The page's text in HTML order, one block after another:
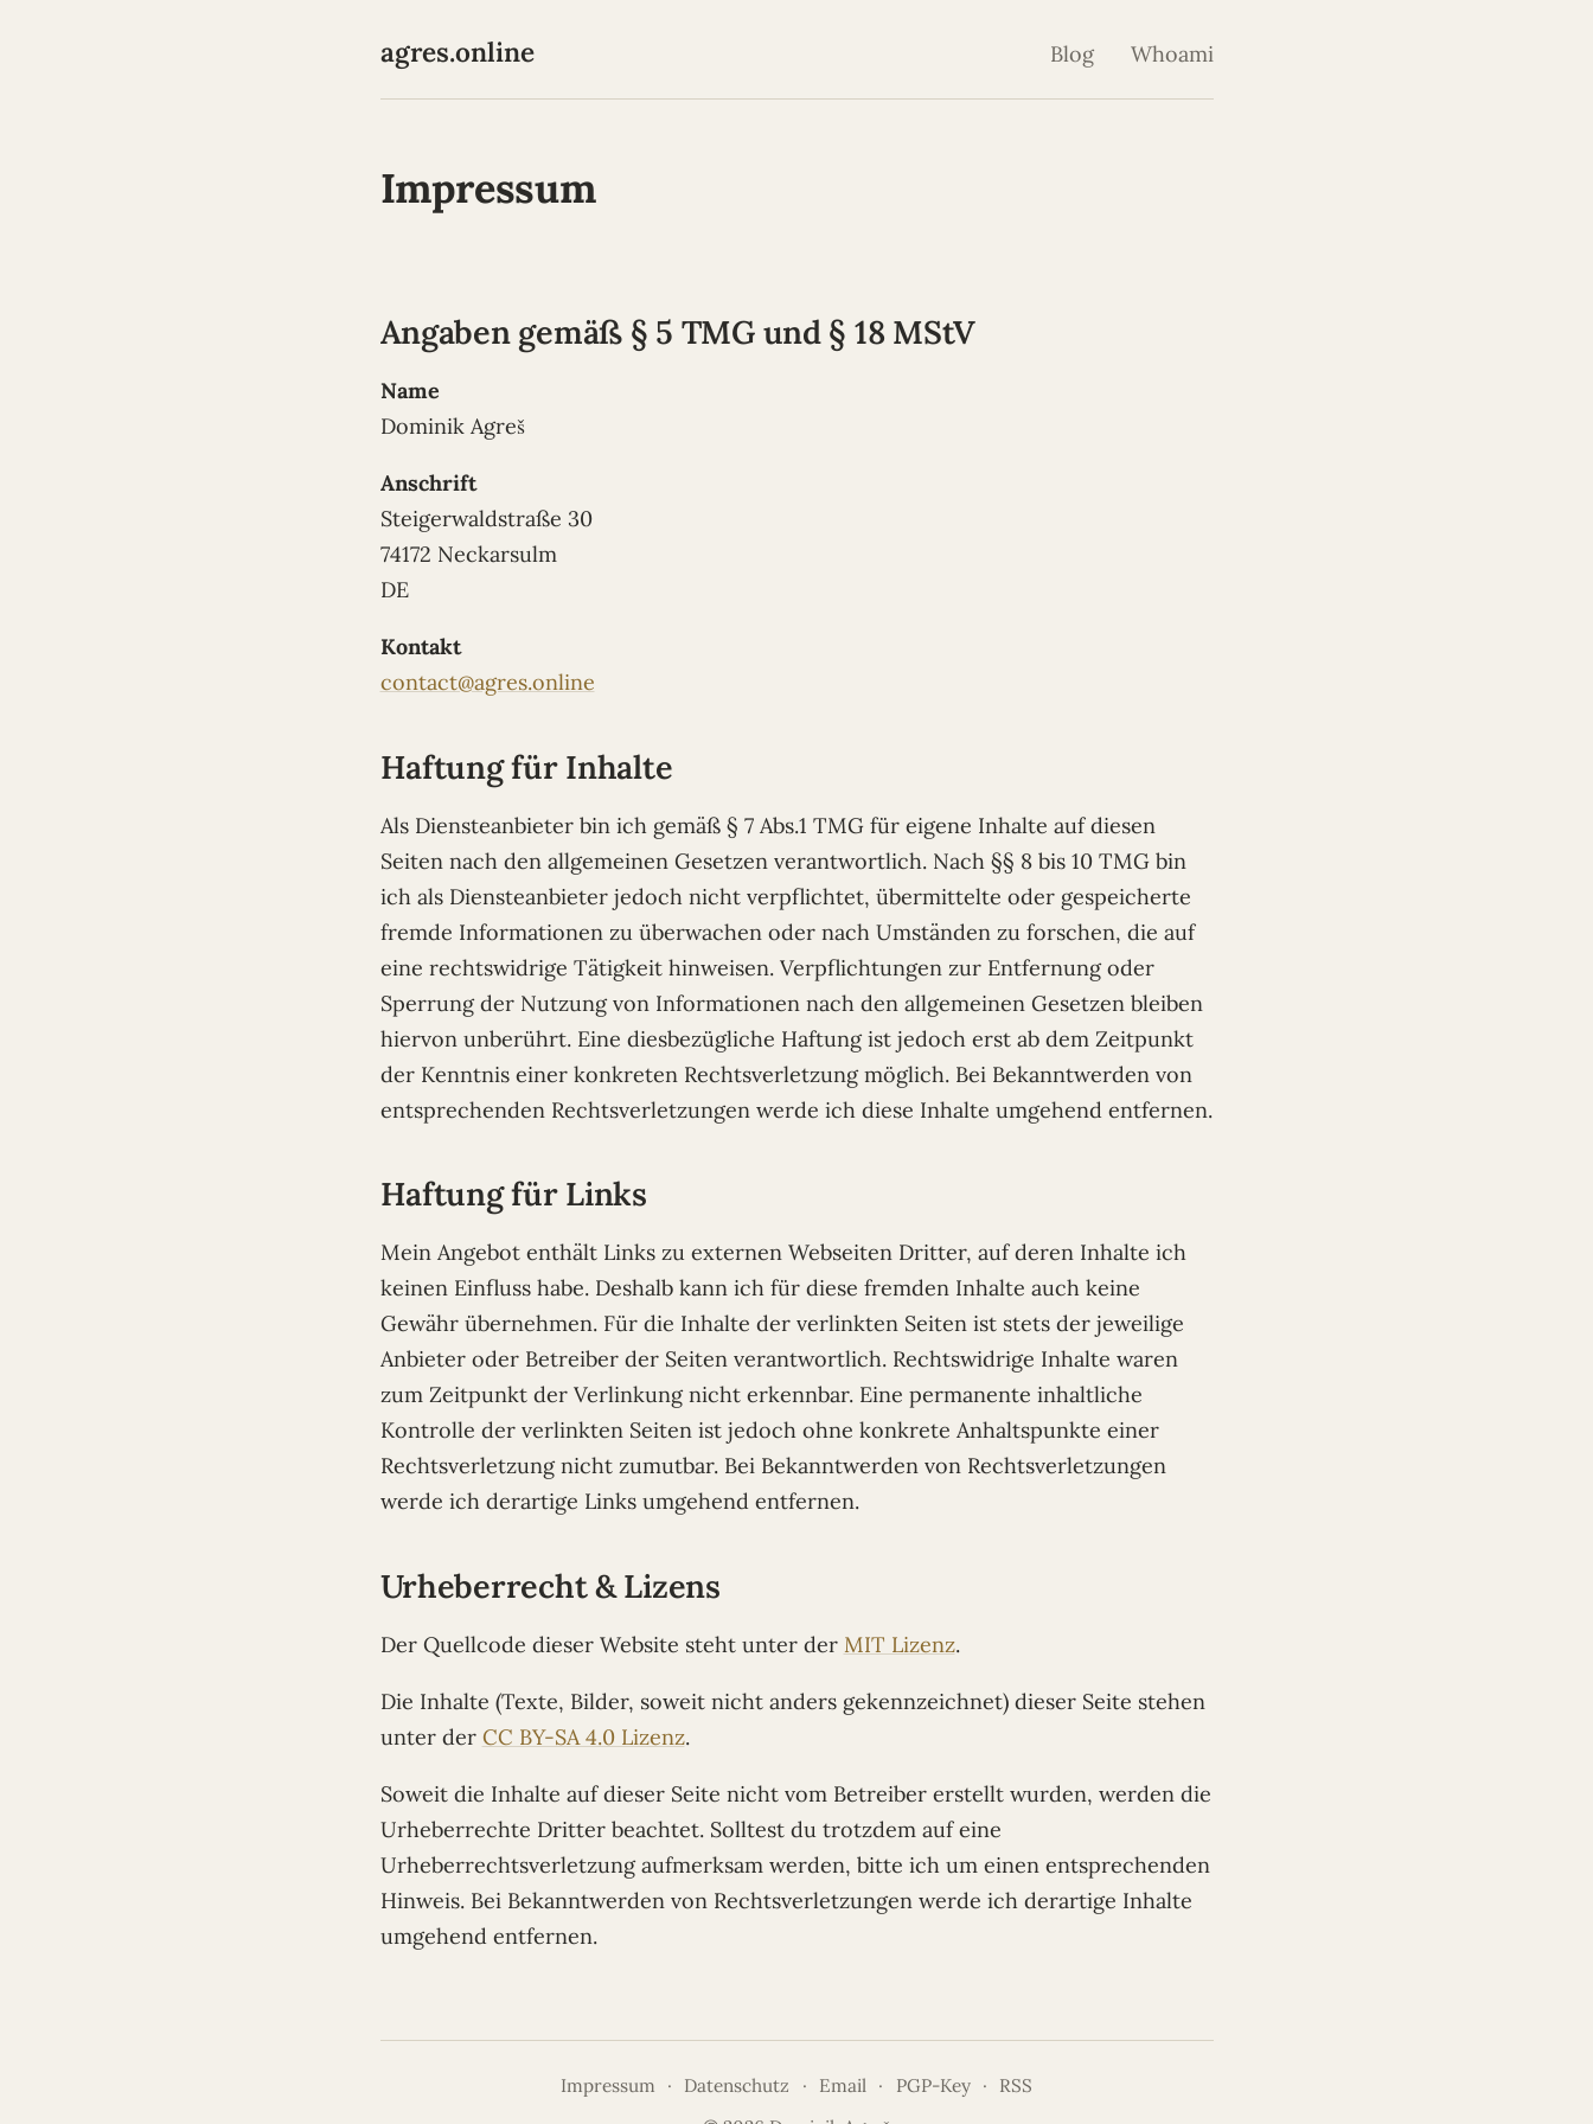
agres.online Blog Whoami
Impressum
Angaben gemäß § 5 TMG und § 18 MStV
Name
Dominik Agreš
Anschrift
Steigerwaldstraße 30
74172 Neckarsulm
DE
Kontakt
contact@agres.online
Haftung für Inhalte
Als Diensteanbieter bin ich gemäß § 7 Abs.1 TMG für eigene Inhalte auf diesen
Seiten nach den allgemeinen Gesetzen verantwortlich. Nach §§ 8 bis 10 TMG bin
ich als Diensteanbieter jedoch nicht verpflichtet, übermittelte oder gespeicherte
fremde Informationen zu überwachen oder nach Umständen zu forschen, die auf
eine rechtswidrige Tätigkeit hinweisen. Verpflichtungen zur Entfernung oder
Sperrung der Nutzung von Informationen nach den allgemeinen Gesetzen bleiben
hiervon unberührt. Eine diesbezügliche Haftung ist jedoch erst ab dem Zeitpunkt
der Kenntnis einer konkreten Rechtsverletzung möglich. Bei Bekanntwerden von
entsprechenden Rechtsverletzungen werde ich diese Inhalte umgehend entfernen.
Haftung für Links
Mein Angebot enthält Links zu externen Webseiten Dritter, auf deren Inhalte ich
keinen Einfluss habe. Deshalb kann ich für diese fremden Inhalte auch keine
Gewähr übernehmen. Für die Inhalte der verlinkten Seiten ist stets der jeweilige
Anbieter oder Betreiber der Seiten verantwortlich. Rechtswidrige Inhalte waren
zum Zeitpunkt der Verlinkung nicht erkennbar. Eine permanente inhaltliche
Kontrolle der verlinkten Seiten ist jedoch ohne konkrete Anhaltspunkte einer
Rechtsverletzung nicht zumutbar. Bei Bekanntwerden von Rechtsverletzungen
werde ich derartige Links umgehend entfernen.
Urheberrecht & Lizens
Der Quellcode dieser Website steht unter der MIT Lizenz.
Die Inhalte (Texte, Bilder, soweit nicht anders gekennzeichnet) dieser Seite stehen
unter der CC BY-SA 4.0 Lizenz.
Soweit die Inhalte auf dieser Seite nicht vom Betreiber erstellt wurden, werden die
Urheberrechte Dritter beachtet. Solltest du trotzdem auf eine
Urheberrechtsverletzung aufmerksam werden, bitte ich um einen entsprechenden
Hinweis. Bei Bekanntwerden von Rechtsverletzungen werde ich derartige Inhalte
umgehend entfernen.
Impressum · Datenschutz · Email · PGP-Key ·
RSS